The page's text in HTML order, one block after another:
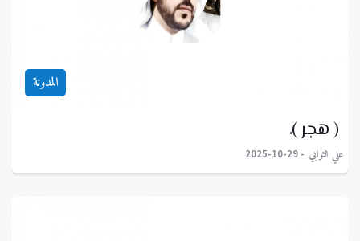
المدونة
( هجر ).
علي الثوابي 2025-10-29